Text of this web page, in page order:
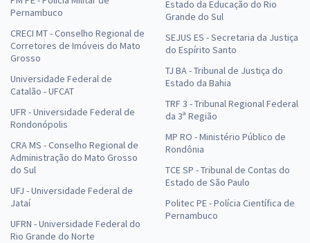
Pernambuco
CRECI MT - Conselho Regional de
Corretores de Imóveis do Mato
Grosso
Universidade Federal de
Catalão - UFCAT
UFR - Universidade Federal de
Rondonópolis
CRA MS - Conselho Regional de
Administração do Mato Grosso
do Sul
UFJ - Universidade Federal de
Jataí
UFRN - Universidade Federal do
Rio Grande do Norte
Estado da Educação do Rio
Grande do Sul
SEJUS ES - Secretaria da Justiça
do Espírito Santo
TJ BA - Tribunal de Justiça do
Estado da Bahia
TRF 3 - Tribunal Regional Federal
da 3ª Região
MP RO - Ministério Público de
Rondônia
TCE SP - Tribunal de Contas do
Estado de São Paulo
Politec PE - Polícia Científica de
Pernambuco